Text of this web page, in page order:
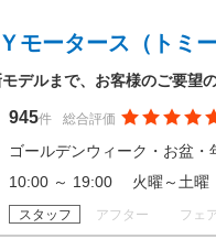
モータース（トミ
モデルまで、お客様のご要望
945件 総合評価
ゴールデンウィーク・お盆・
10:00 ～ 19:00 火曜～土
スタッフ アフター フェ